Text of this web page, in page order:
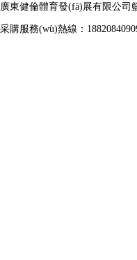
廣東健倫體育發(fā)展有限公司
采購服務(wù)熱線：